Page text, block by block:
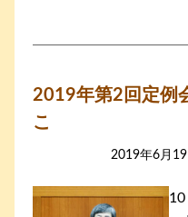
2019年第2回定例
こ
2019年6月19